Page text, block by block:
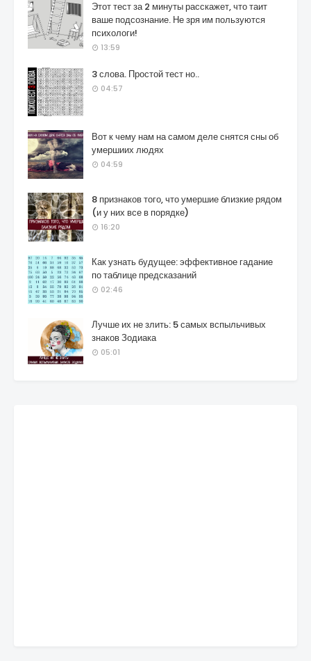
Этот тест за 2 минуты расскажет, что таит
ваше подсознание. Не зря им пользуются
психологи!
13:59
3 слова. Простой тест но..
04:57
Вот к чему нам на самом деле снятся сны об
умершиих людях
04:59
8 признаков того, что умершие близкие рядом
(и у них все в порядке)
16:20
Как узнать будущее: эффективное гадание
по таблице предсказаний
02:46
Лучше их не злить: 5 самых вспыльчивых
знаков Зодиака
05:01